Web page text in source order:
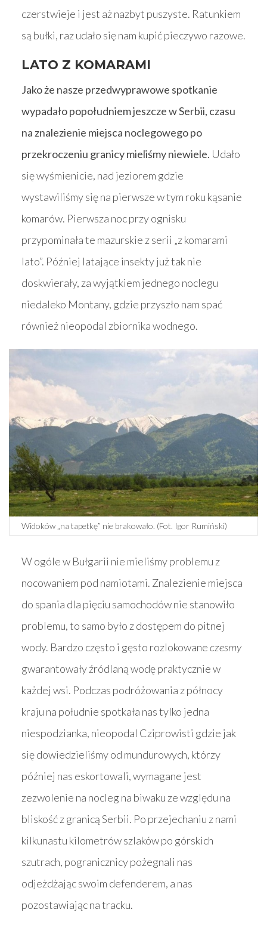
czerstwieje i jest aż nazbyt puszyste. Ratunkiem
są bułki, raz udało się nam kupić pieczywo razowe.
LATO Z KOMARAMI
Jako że nasze przedwyprawowe spotkanie
wypadało popołudniem jeszcze w Serbii, czasu
na znalezienie miejsca noclegowego po
przekroczeniu granicy mieliśmy niewiele. Udało
się wyśmienicie, nad jeziorem gdzie
wystawiliśmy się na pierwsze w tym roku kąsanie
komarów. Pierwsza noc przy ognisku
przypominała te mazurskie z serii „z komarami
lato”. Później latające insekty już tak nie
doskwierały, za wyjątkiem jednego noclegu
niedaleko Montany, gdzie przyszło nam spać
również nieopodal zbiornika wodnego.
Widoków „na tapetkę” nie brakowało. (Fot. Igor Rumiński)
W ogóle w Bułgarii nie mieliśmy problemu z
nocowaniem pod namiotami. Znalezienie miejsca
do spania dla pięciu samochodów nie stanowiło
problemu, to samo było z dostępem do pitnej
wody. Bardzo często i gęsto rozlokowaneczesmy
gwarantowały źródlaną wodę praktycznie w
każdej wsi. Podczas podróżowania z północy
kraju na południe spotkała nas tylko jedna
niespodzianka, nieopodal Cziprowisti gdzie jak
się dowiedzieliśmy od mundurowych, którzy
później nas eskortowali, wymagane jest
zezwolenie na nocleg na biwaku ze względu na
bliskość z granicą Serbii. Po przejechaniu z nami
kilkunastu kilometrów szlaków po górskich
szutrach, pogranicznicy pożegnali nas
odjeżdżając swoim defenderem, a nas
pozostawiając na tracku.